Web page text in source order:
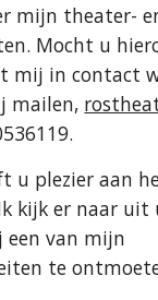
mijn theater-
Mocht u
mij in contact
mailen,
u plezier aan
kijk er naar uit
een van mijn
te